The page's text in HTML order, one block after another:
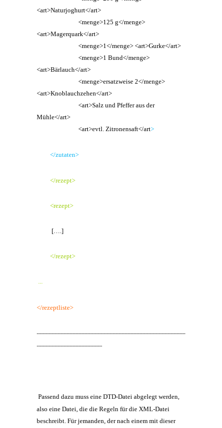
<art>Naturjoghurt</art>
<menge>125 g</menge>
<art>Magerquark</art>
<menge>1</menge> <art>Gurke</art>
<menge>1 Bund</menge>
<art>Bärlauch</art>
<menge>ersatzweise 2</menge>
<art>Knoblauchzehen</art>
<art>Salz und Pfeffer aus der
Mühle</art>
<art>evtl. Zitronensaft</art>
</zutaten>
</rezept>
<rezept>
[….]
</rezept>
...
</rezeptliste>
----------------------------------------------------------------------------------------------------
--------------------------------------------
Passend dazu muss eine DTD-Datei abgelegt werden,
also eine Datei, die die Regeln für die XML-Datei
beschreibt. Für jemanden, der nach einem mit dieser